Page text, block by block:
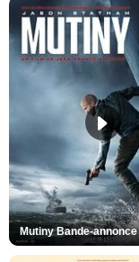
Mutiny Bande-annonce